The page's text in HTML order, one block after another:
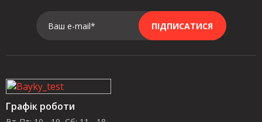
Ваш e-mail* ПІДПИСАТИСЯ
Графік роботи